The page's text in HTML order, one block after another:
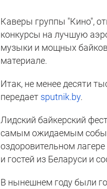
Каверы группы "Кино",
конкурсы на лучшую
музыки и мощных
материале.
Итак, не менее десяти
передает sputnik.by.
Лидский байкерский
самым ожидаемым
оздоровительном
и гостей из Беларуси и
В нынешнем году были